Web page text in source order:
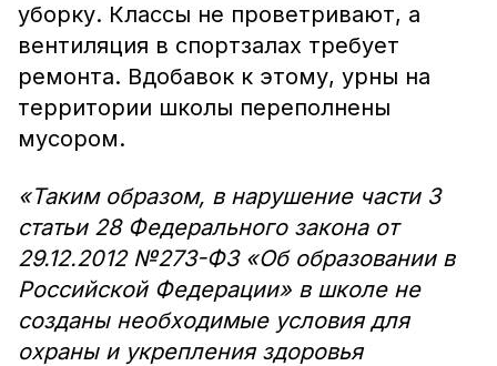
уборку. Классы не проветривают, а
вентиляция в спортзалах требует
ремонта. Вдобавок к этому, урны на
территории школы переполнены
мусором.
«Таким образом, в нарушение части 3
статьи 28 Федерального закона от
29.12.2012 №273-ФЗ «Об образовании в
Российской Федерации» в школе не
созданы необходимые условия для
охраны и укрепления здоровья